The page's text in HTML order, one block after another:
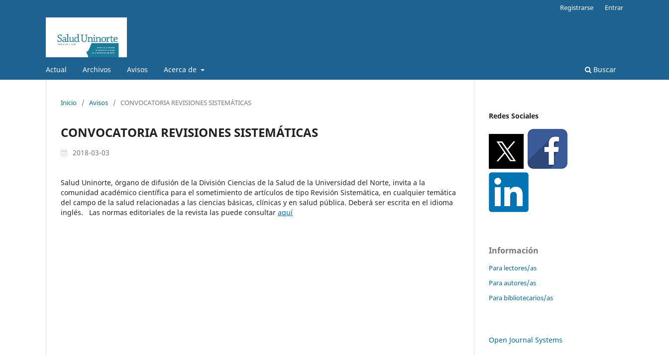
Actual Archivos Avisos Acerca de Buscar
Registrarse Entrar
Inicio / Avisos / CONVOCATORIA REVISIONES SISTEMÁTICAS
CONVOCATORIA REVISIONES SISTEMÁTICAS
2018-03-03
Salud Uninorte, órgano de difusión de la División Ciencias de la Salud de la Universidad del Norte, invita a la
comunidad académico científica para el sometimiento de artículos de tipo Revisión Sistemática, en cualquier temática
del campo de la salud relacionadas a las ciencias básicas, clínicas y en salud pública. Deberá ser escrita en el idioma
inglés. Las normas editoriales de la revista las puede consultar aquí
Redes Sociales
Información
Para lectores/as
Para autores/as
Para bibliotecarios/as
Open Journal Systems